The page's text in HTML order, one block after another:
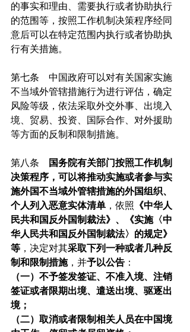
的事实和理由、需要执行或者协助执行
的范围等，按照工作机制决策程序经同
意后可以在特定范围内执行或者协助执
行有关措施。
第七条　中国政府可以对有关国家实施
不当域外管辖措施行为进行评估，确定
风险等级，依法采取外交外事、出境入
境、贸易、投资、国际合作、对外援助
等方面的反制和限制措施。
第八条
国务院有关部门按照工作机制
决策程序，可以将推动实施或者参与实
施外国不当域外管辖措施的外国组织、
个人列入恶意实体清单 ，依照 《中华人
民共和国反外国制裁法》、《实施〈中
华人民共和国反外国制裁法〉的规定》
等 ，决定对其采取下列一种或者几种反
制和限制措施，并予以公告 ：
（一）不予签发签证、不准入境、注销
签证或者限期出境、遣送出境、驱逐出
境；
（二）取消或者限制相关人员在中国境